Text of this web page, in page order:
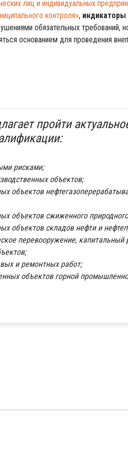
лиц и индивидуальных
контроля», индикаторы
обязательных требований,
основанием для проведения
пройти
рисками;
объектов;
объектов
объектов сжиженного
объектов складов нефти и
перевооружение,
и ремонтных работ;
объектов горной